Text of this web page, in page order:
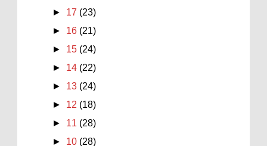
► 17 (23)
► 16 (21)
► 15 (24)
► 14 (22)
► 13 (24)
► 12 (18)
► 11 (28)
► 10 (28)